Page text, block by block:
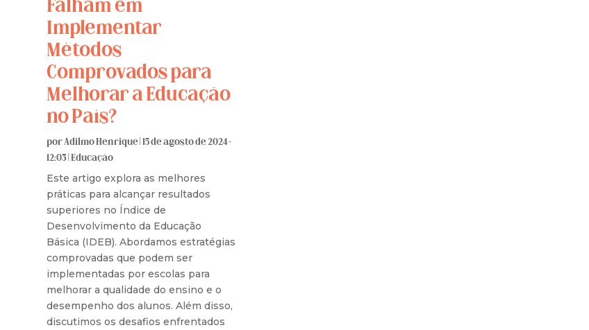
Falham em
Implementar
Métodos
Comprovados para
Melhorar a Educação
no País?
porAdilmo Henrique |15 de agosto de 2024 -
12:03 |Educação
Este artigo explora as melhores
práticas para alcançar resultados
superiores no Índice de
Desenvolvimento da Educação
Básica (IDEB). Abordamos estratégias
comprovadas que podem ser
implementadas por escolas para
melhorar a qualidade do ensino e o
desempenho dos alunos. Além disso,
discutimos os desafios enfrentados